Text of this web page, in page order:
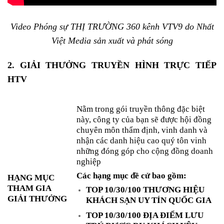
Video Phóng sự THỊ TRƯỜNG 360 kênh VTV9 do Nhất
Việt Media sản xuất và phát sóng
2. GIẢI THƯỞNG TRUYỀN HÌNH TRỰC TIẾP
HTV
HẠNG MỤC
THAM GIA
GIẢI THƯỞNG
Nằm trong gói truyền thông đặc biệt
này, công ty của bạn sẽ được hội đồng
chuyên môn thẩm định, vinh danh và
nhận các danh hiệu cao quý tôn vinh
những đóng góp cho cộng đồng doanh
nghiệp
Các hạng mục đề cử bao gồm:
TOP 10/30/100 THƯƠNG HIỆU
KHÁCH SẠN UY TÍN QUỐC GIA
TOP 10/30/100 ĐỊA ĐIỂM LƯU